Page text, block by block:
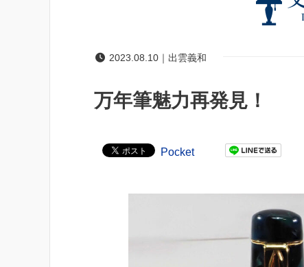
2023.08.10｜出雲義和
万年筆魅力再発見！
Pocket